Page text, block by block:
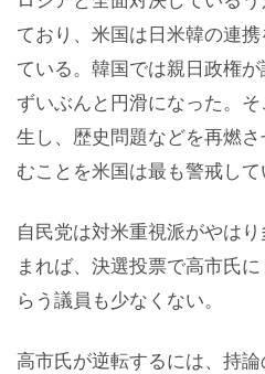
ており、米国は日米韓の連
ている。韓国では親日政権
ずいぶんと円滑になった。
生し、歴史問題などを再燃
むことを米国は最も警戒して
自民党は対米重視派がやは
まれば、決選投票で高市氏
らう議員も少なくない。
高市氏が逆転するには、持